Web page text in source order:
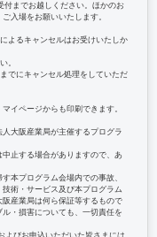
付までお越しください。ほかのお
入場をお願いいたします。
よるキャンセルはお受けいたしか
。
でにキャンセル処理をしていただ
イページからも印刷できます。
大阪産業局が主催するプログラ
止する場合がありますので、あ
本プログラム会場内での事故、
術・サービス及び本プログラム
産業局は何ら保証等するもので
・損害についても、一切責任を